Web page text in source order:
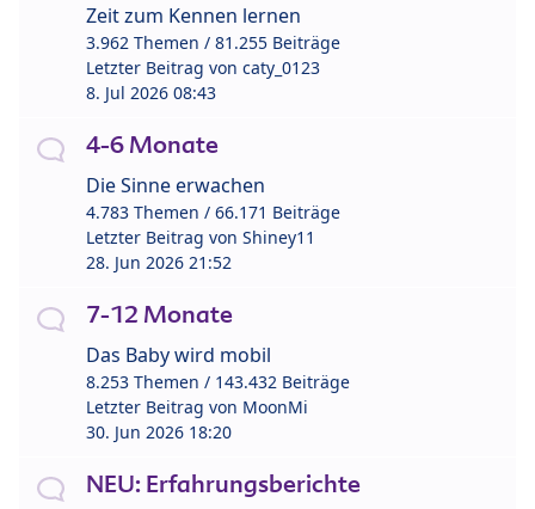
Zeit zum Kennen lernen
3.962 Themen / 81.255 Beiträge
Letzter Beitrag von caty_0123
8. Jul 2026 08:43
4-6 Monate
Die Sinne erwachen
4.783 Themen / 66.171 Beiträge
Letzter Beitrag von Shiney11
28. Jun 2026 21:52
7-12 Monate
Das Baby wird mobil
8.253 Themen / 143.432 Beiträge
Letzter Beitrag von MoonMi
30. Jun 2026 18:20
NEU: Erfahrungsberichte